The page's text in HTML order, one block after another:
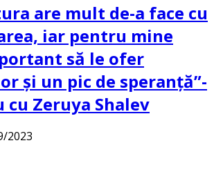
are mult de-a face cu
iar pentru mine
să le ofer
și un pic de speranță”-
Zeruya Shalev
2023